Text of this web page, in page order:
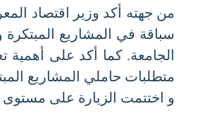
من جهته أكد وزير اقتصاد
سباقة في المشاريع المبتكرة
الجامعة. كما أكد على أهمية
متطلبات حاملي المشاريع
و اختتمت الزيارة على مستوى